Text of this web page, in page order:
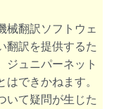
械翻訳ソフトウェ
翻訳を提供するた
ジュニパーネット
できかねます。
いて疑問が生じた